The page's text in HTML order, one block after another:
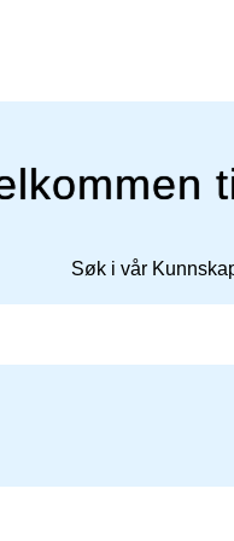
Søk i vår